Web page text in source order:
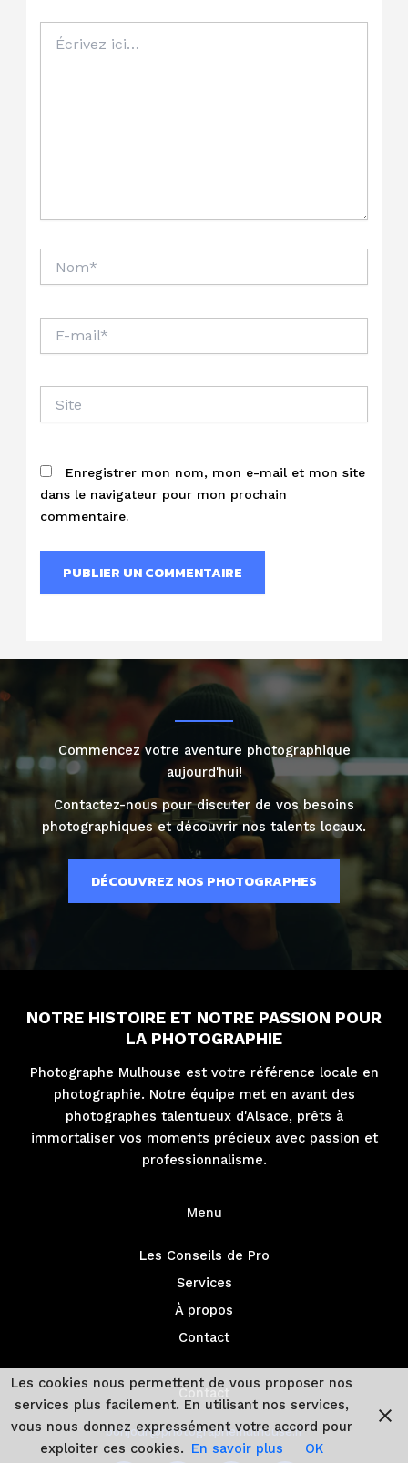
ici…
mail*
Enregistrer mon nom, mon e-mail et mon site
dans le navigateur pour mon prochain
commentaire.
Commencez votre aventure photographique
aujourd'hui!
Contactez-nous pour discuter de vos besoins
photographiques et découvrir nos talents locaux.
DÉCOUVREZ NOS PHOTOGRAPHES
NOTRE HISTOIRE ET NOTRE PASSION POUR
LA PHOTOGRAPHIE
Photographe Mulhouse est votre référence locale en
photographie. Notre équipe met en avant des
photographes talentueux d'Alsace, prêts à
immortaliser vos moments précieux avec passion et
professionnalisme.
Menu
Les Conseils de Pro
Services
À propos
Contact
Contact
bonjour@photographemulhouse.fr
Les cookies nous permettent de vous proposer nos
services plus facilement. En utilisant nos services,
vous nous donnez expressément votre accord pour
exploiter ces cookies. En savoir plus OK